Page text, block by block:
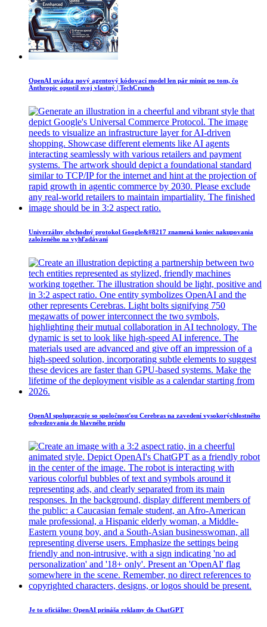
OpenAI uvádza nový agentový kódovací model len pár minút po tom, čo
Anthropic opustil svoj vlastný | TechCrunch
Univerzálny obchodný protokol Google&#8217 znamená koniec nakupovania
založeného na vyhľadávaní
OpenAI spolupracuje so spoločnosťou Cerebras na zavedení vysokorýchlostného
odvodzovania do hlavného prúdu
Je to oficiálne: OpenAI prináša reklamy do ChatGPT